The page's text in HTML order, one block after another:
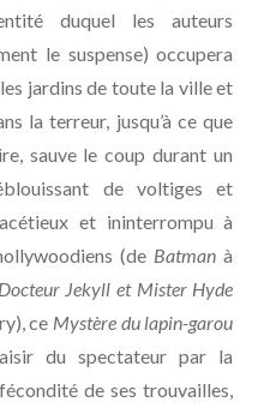
duquel les auteurs
le suspense) occupera
jardins de toute la ville et
la terreur, jusqu’à ce que
sauve le coup durant un
de voltiges et
et ininterrompu à
(de Batmanà
Docteur Jekyll et Mister Hyde
ce Mystère du lapin-garou
du spectateur par la
de ses trouvailles,